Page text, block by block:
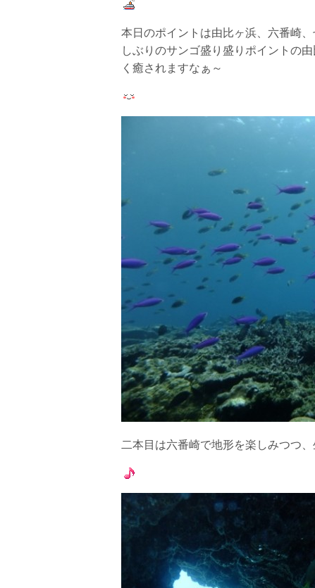
本日のポイントは由比ヶ浜、六番崎
しぶりのサンゴ盛り盛りポイントの
く癒されますなぁ～
二本目は六番崎で地形を楽しみつつ
クジラへのストレス軽減や安全管理の観点から、エン
3.クジラとの距離と泳ぎ方
クジラの観察は水面からのみとし、素潜りは禁止とし
示がある場合を除き、クジラの近くでフィンキックな
4.スイム遂行の可否と返金について
ツアー当日は、ゲストの安全を最優先とし、可能な限
沖縄の1月～3月は、季節的に海が穏やかな日は多くあ
船酔いしやすい方は、ご自身で事前に十分な対策をお願
ツアー中に、スノーケリングやスキンダイビングの技
験が浅い方については、条件付きでのご案内となる場
きますので、ご不安のある方は事前にご相談ください。
7.器材やスーツのレンタル
ホエールスイム参加時に使用する器材やスーツのレン
承諾しました。
ホエールスイムは、通常のスノーケリングやスキンダイ
流れのある海上で、船上からエントリーやエキジットを
ルスイムでは、これら以外にも想定できないトラブルが発
参加者はこれらのリスクを理解し、傷害や損害につなが
承諾しました。